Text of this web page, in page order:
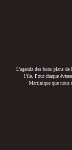
L’agenda des bons plans
l’île. Pour chaque
Martinique que nous